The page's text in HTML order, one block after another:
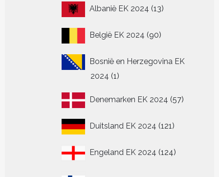
Albanië EK 2024 1313
België EK 2024 9090
Bosnië en Herzegovina EK
2024 11
Denemarken EK 2024 5757
Duitsland EK 2024 121121
Engeland EK 2024 124124